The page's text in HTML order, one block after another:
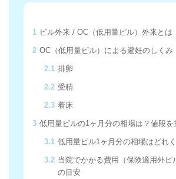
1 ピル外来 / OC（低用量ピル）外来とは
2 OC（低用量ピル）による避妊のしくみ
2.1 排卵
2.2 受精
2.3 着床
3 低用量ピルの1ヶ月分の相場は？値段を
3.1 低用量ピル1ヶ月分の相場はどれ
3.2 当院でかかる費用（保険適用外ピ
の目安